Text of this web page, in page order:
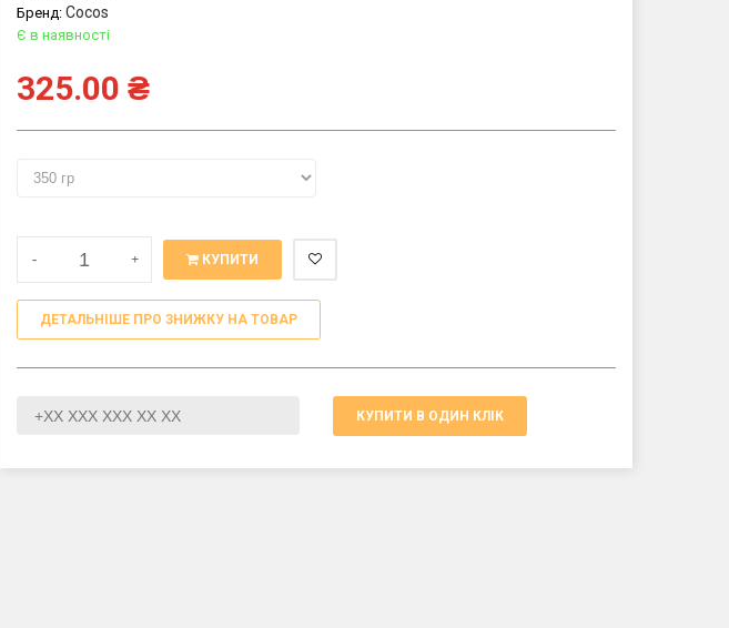
Бренд: Cocos
Є в наявності
325.00 ₴
- + КУПИТИ
ДЕТАЛЬНІШЕ ПРО ЗНИЖКУ НА ТОВАР
КУПИТИ В ОДИН КЛІК